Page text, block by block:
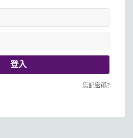
登入
忘記密碼?